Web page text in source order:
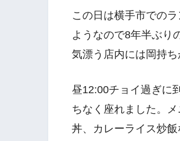
この日は横手市での
ようなので8年半ぶり
気漂う店内には岡持
昼12:00チョイ過ぎに
ちなく座れました。
丼、カレーライス炒